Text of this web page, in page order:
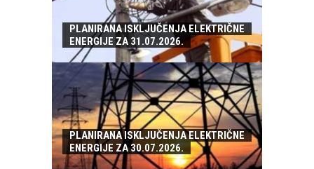
PLANIRANA ISKLJUČENJA ELEKTRIČNE
ENERGIJE ZA 31.07.2026.
PLANIRANA ISKLJUČENJA ELEKTRIČNE
ENERGIJE ZA 30.07.2026.